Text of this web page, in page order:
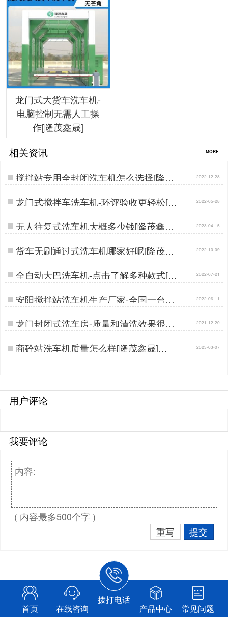
龙门式大货车洗车机-
电脑控制无需人工操
作[隆茂鑫晟]
相关资讯 MORE
搅拌站专用全封闭洗车机怎么选择[隆茂
鑫晟]…
2022-12-28
龙门式搅拌车洗车机-环评验收更轻松[隆
茂鑫晟]…
2022-05-28
无人往复式洗车机大概多少钱[隆茂鑫晟]
…
2023-04-15
货车无刷通过式洗车机哪家好呢[隆茂鑫
晟]…
2022-10-09
全自动大巴洗车机-点击了解多种款式[隆
茂鑫晟]…
2022-07-21
安阳搅拌站洗车机生产厂家-全国一台也
是批发价[隆茂鑫晟]…
2022-06-11
龙门封闭式洗车房-质量和清洗效果很重
要【隆茂鑫晟】…
2021-12-20
商砼站洗车机质量怎么样[隆茂鑫晟]… 2023-03-07
用户评论
我要评论
( 内容最多500个字 )
重写
提交
首页 在线咨询
拨打电话
产品中心
常见问题